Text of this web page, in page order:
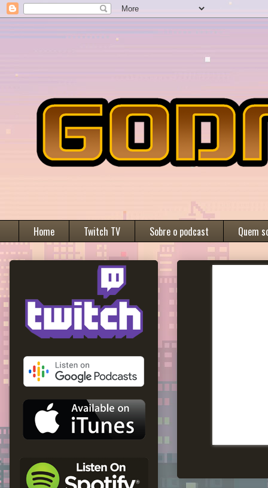
Home Twitch TV Sobre o podcast Quem